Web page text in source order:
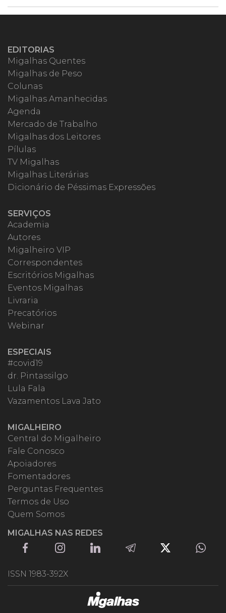
EDITORIAS
Migalhas Quentes
Migalhas de Peso
Colunas
Migalhas Amanhecidas
Agenda
Mercado de Trabalho
Migalhas dos Leitores
Pílulas
TV Migalhas
Migalhas Literárias
Dicionário de Péssimas Expressões
SERVIÇOS
Academia
Autores
Migalheiro VIP
Correspondentes
Escritórios Migalhas
Eventos Migalhas
Livraria
Precatórios
Webinar
ESPECIAIS
#covid19
dr. Pintassilgo
Lula Fala
Vazamentos Lava Jato
MIGALHEIRO
Central do Migalheiro
Fale Conosco
Apoiadores
Fomentadores
Perguntas Frequentes
Termos de Uso
Quem Somos
MIGALHAS NAS REDES
ISSN 1983-392X